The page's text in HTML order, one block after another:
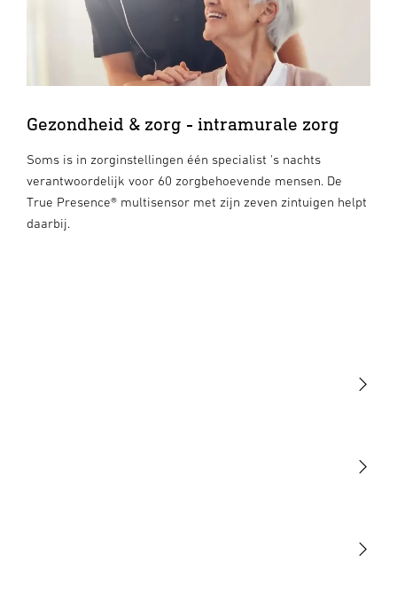
Gezondheid & zorg - intramurale zorg
Soms is in zorginstellingen één specialist 's nachts
verantwoordelijk voor 60 zorgbehoevende mensen. De
True Presence® multisensor met zijn zeven zintuigen helpt
daarbij.